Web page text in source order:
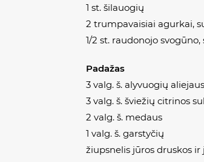
1 st. šilauogių
2 trumpavaisiai agurkai,
1/2 st. raudonojo
Padažas
3 valg. š. alyvuogių aliejaus
3 valg. š. šviežių citrinos
2 valg. š. medaus
1 valg. š. garstyčių
žiupsnelis jūros druskos